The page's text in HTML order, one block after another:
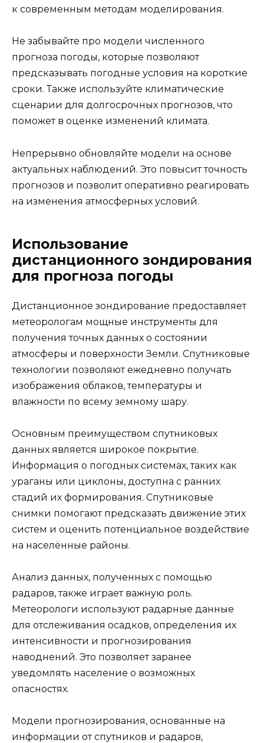
к современным методам моделирования.
Не забывайте про модели численного
прогноза погоды, которые позволяют
предсказывать погодные условия на короткие
сроки. Также используйте климатические
сценарии для долгосрочных прогнозов, что
поможет в оценке изменений климата.
Непрерывно обновляйте модели на основе
актуальных наблюдений. Это повысит точность
прогнозов и позволит оперативно реагировать
на изменения атмосферных условий.
Использование
дистанционного зондирования
для прогноза погоды
Дистанционное зондирование предоставляет
метеорологам мощные инструменты для
получения точных данных о состоянии
атмосферы и поверхности Земли. Спутниковые
технологии позволяют ежедневно получать
изображения облаков, температуры и
влажности по всему земному шару.
Основным преимуществом спутниковых
данных является широкое покрытие.
Информация о погодных системах, таких как
ураганы или циклоны, доступна с ранних
стадий их формирования. Спутниковые
снимки помогают предсказать движение этих
систем и оценить потенциальное воздействие
на населённые районы.
Анализ данных, полученных с помощью
радаров, также играет важную роль.
Метеорологи используют радарные данные
для отслеживания осадков, определения их
интенсивности и прогнозирования
наводнений. Это позволяет заранее
уведомлять население о возможных
опасностях.
Модели прогнозирования, основанные на
информации от спутников и радаров,